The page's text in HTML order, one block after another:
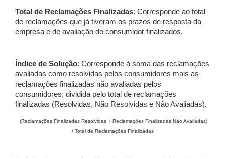
Total de Reclamações Finalizadas: Corresponde ao total
de reclamações que já tiveram os prazos de resposta da
empresa e de avaliação do consumidor finalizados.
Índice de Solução: Corresponde à soma das reclamações
avaliadas como resolvidas pelos consumidores mais as
reclamações finalizadas não avaliadas pelos
consumidores, dividida pelo total de reclamações
finalizadas (Resolvidas, Não Resolvidas e Não Avaliadas).
(Reclamações Finalizadas Resolvidas + Reclamações Finalizadas Não Avaliadas)
/ Total de Reclamações Finalizadas